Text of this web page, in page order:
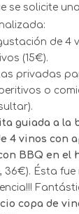
se solicite
de 4
(15€).
privadas
o
guiada a la
4 vinos con
BBQ en el
36€). Ésta fue
copa de